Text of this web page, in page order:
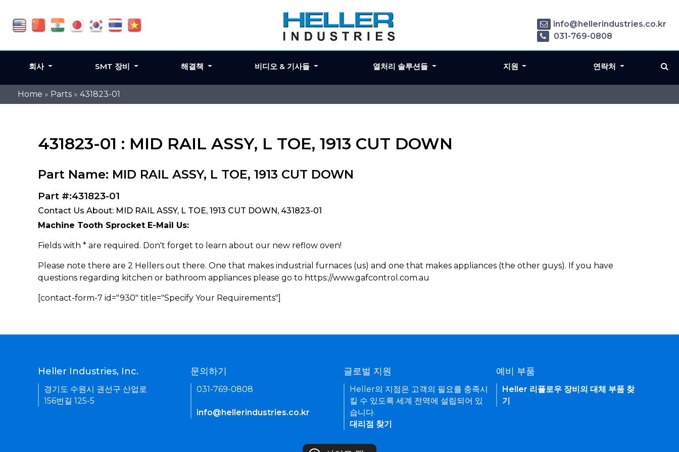
Home » Parts » 431823-01
431823-01 : MID RAIL ASSY, L TOE, 1913 CUT DOWN
Part Name: MID RAIL ASSY, L TOE, 1913 CUT DOWN
Part #:431823-01
Contact Us About: MID RAIL ASSY, L TOE, 1913 CUT DOWN, 431823-01
Machine Tooth Sprocket E-Mail Us:
Fields with * are required. Don't forget to learn about our new reflow oven!
Please note there are 2 Hellers out there. One that makes industrial furnaces (us) and one that makes appliances (the other guys). If you have
questions regarding kitchen or bathroom appliances please go to https://www.gafcontrol.com.au
[contact-form-7 id="930" title="Specify Your Requirements"]
info@hellerindustries.co.kr
031-769-0808
회사 SMT 장비 해결책 비디오 & 기사들 열처리 솔루션들 지원 연락처
Heller Industries, Inc.
경기도 수원시 권선구 산업로
156번길 125-5
문의하기
031-769-0808
info@hellerindustries.co.kr
글로벌 지원
Heller의 지점은 고객의 필요를 충족시
킬 수 있도록 세계 전역에 설립되어 있
습니다.
대리점 찾기
예비 부품
Heller 리플로우 장비의 대체 부품 찾
기